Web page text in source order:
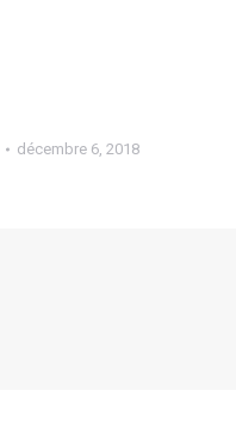
décembre 6, 2018